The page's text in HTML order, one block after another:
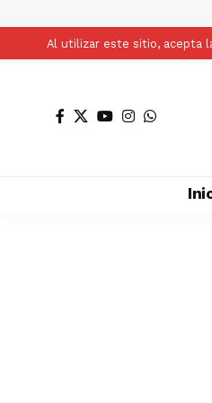
Al utilizar este sitio, acepta